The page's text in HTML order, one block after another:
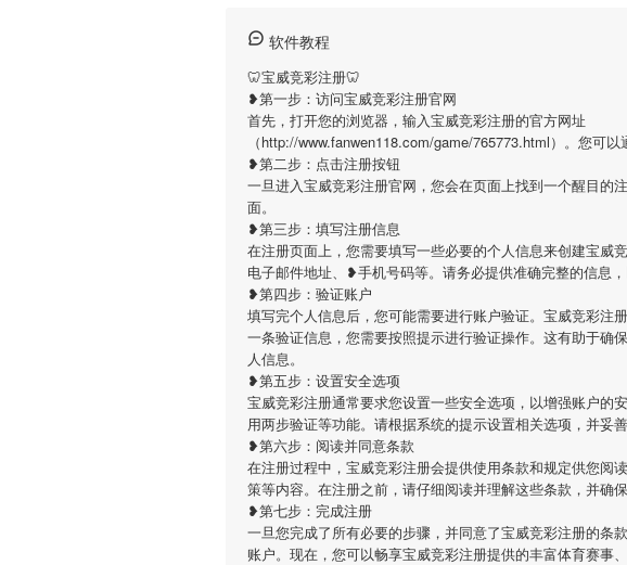
软件教程
🦷宝威竞彩注册🦷
❥第一步：访问宝威竞彩注册官网
首先，打开您的浏览器，输入宝威竞彩注册的官方网址
（http://www.fanwen118.com/game/765773.html）。您可
❥第二步：点击注册按钮
一旦进入宝威竞彩注册官网，您会在页面上找到一个醒目的
面。
❥第三步：填写注册信息
在注册页面上，您需要填写一些必要的个人信息来创建宝
电子邮件地址、❥手机号码等。请务必提供准确完整的信息，
❥第四步：验证账户
填写完个人信息后，您可能需要进行账户验证。宝威竞彩注
一条验证信息，您需要按照提示进行验证操作。这有助于确
人信息。
❥第五步：设置安全选项
宝威竞彩注册通常要求您设置一些安全选项，以增强账户的
用两步验证等功能。请根据系统的提示设置相关选项，并妥
❥第六步：阅读并同意条款
在注册过程中，宝威竞彩注册会提供使用条款和规定供您阅
策等内容。在注册之前，请仔细阅读并理解这些条款，并确保
❥第七步：完成注册
一旦您完成了所有必要的步骤，并同意了宝威竞彩注册的条
账户。现在，您可以畅享宝威竞彩注册提供的丰富体育赛事